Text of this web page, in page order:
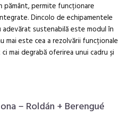
pământ, permite funcționare
Dincolo de echipamentele
sustenabilă este modul în
mai este cea a rezolvării funcționale
mai degrabă oferirea unui cadru și
– Roldán + Berengué